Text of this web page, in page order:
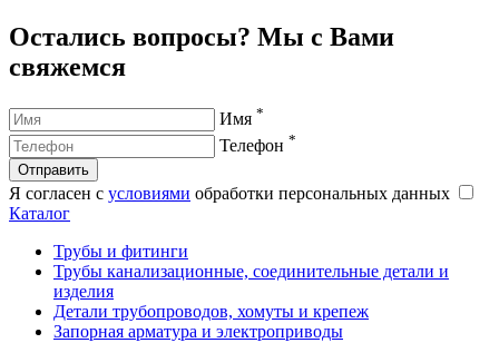
Остались вопросы? Мы с Вами
свяжемся
Имя *
Телефон *
Отправить
Я согласен с условиями обработки персональных данных
Каталог
Трубы и фитинги
Трубы канализационные, соединительные детали и
изделия
Детали трубопроводов, хомуты и крепеж
Запорная арматура и электроприводы